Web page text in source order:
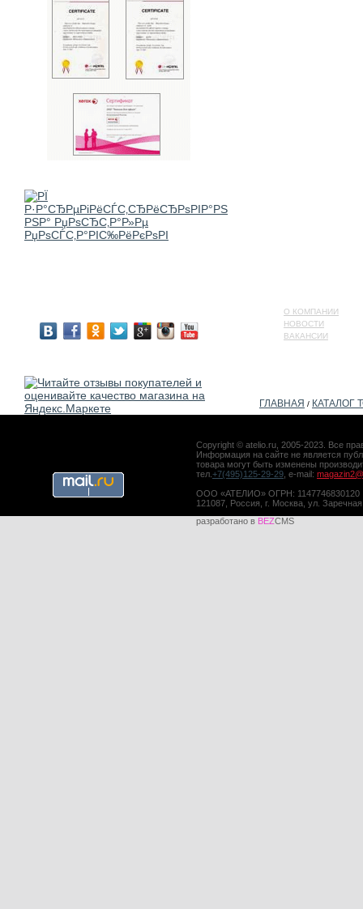
О КОМПАНИИ
НОВОСТИ
ВАКАНСИИ
ГЛАВНАЯ / КАТАЛОГ
Copyright © atelio.ru, 2005-2023. Все
Информация на сайте не является
товара могут быть изменены
тел. +7(495)125-29-29 , e-mail:
ООО «АТЕЛИО» ОГРН: 1147746830120
121087, Россия, г. Москва, ул.
разработано в BEZCMS